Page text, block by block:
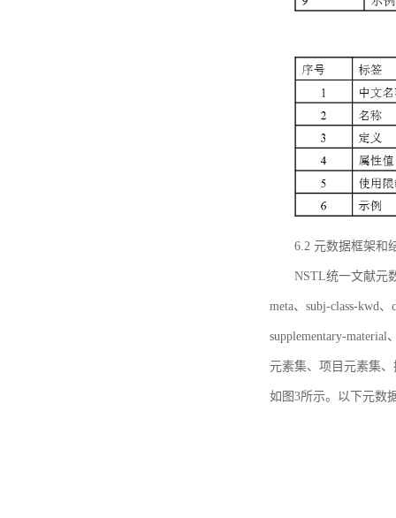
6.2 元数据框架和
NSTL统一文献元
meta、subj-class-kwd
supplementary-
元素集、项目元素集
如图3所示。以下元数